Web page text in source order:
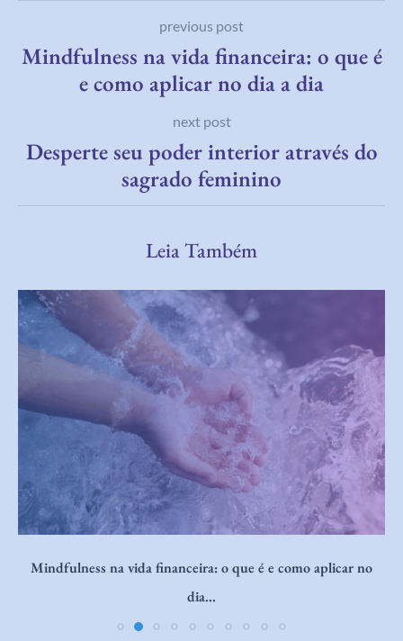
previous post
Mindfulness na vida financeira: o que é
e como aplicar no dia a dia
next post
Desperte seu poder interior através do
sagrado feminino
Leia Também
Mindfulness na vida financeira: o que é e como aplicar no
dia...